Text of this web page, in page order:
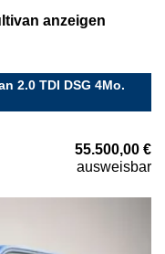
anzeigen
2.0 TDI DSG 4Mo.
55.500,00 €
ausweisbar